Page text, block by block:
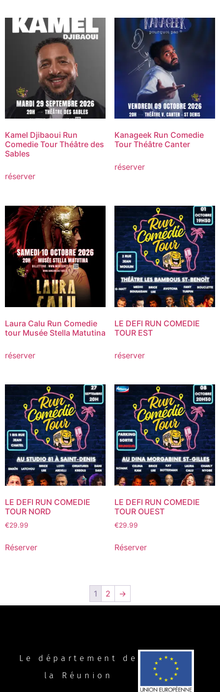
Kamel Djibaoui Run
Comedie Tour Théâtre des
Sables
réserver
Kanageek Run Comedie
Tour Théâtre Canter
réserver
Laura Calu Run Comedie
tour Musée Stella Matutina
réserver
LE DEFI RUN COMEDIE
TOUR EST
réserver
LE DEFI RUN COMEDIE
TOUR NORD
€29.99
Réserver
LE DEFI RUN COMEDIE
TOUR OUEST
€29.99
Réserver
1 2 →
Le département de
la Réunion